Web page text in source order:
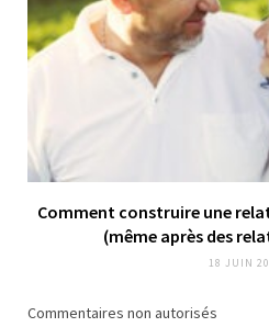
Comment construire une
(même après des
18 JUIN
Commentaires non autorisés